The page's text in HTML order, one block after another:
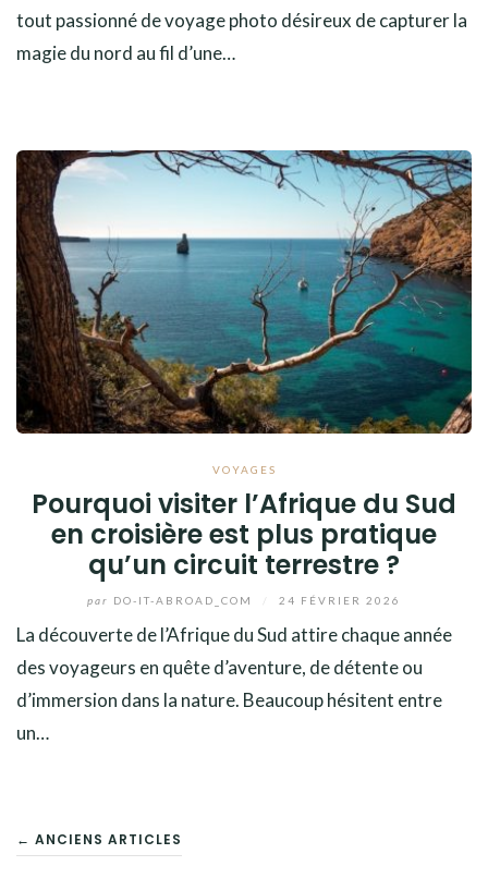
tout passionné de voyage photo désireux de capturer la
magie du nord au fil d’une…
VOYAGES
Pourquoi visiter l’Afrique du Sud
en croisière est plus pratique
qu’un circuit terrestre ?
par DO-IT-ABROAD_COM 24 FÉVRIER 2026
La découverte de l’Afrique du Sud attire chaque année
des voyageurs en quête d’aventure, de détente ou
d’immersion dans la nature. Beaucoup hésitent entre
un…
NAVIGATION
← ANCIENS ARTICLES